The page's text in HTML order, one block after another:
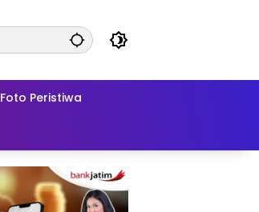
Foto Peristiwa